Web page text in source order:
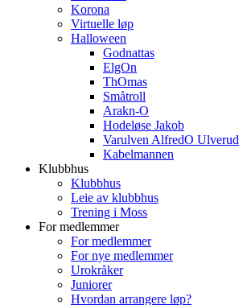
Korona
Virtuelle løp
Halloween
Godnattas
ElgOn
ThOmas
Småtroll
Arakn-O
Hodeløse Jakob
Varulven AlfredO Ulverud
Kabelmannen
Klubbhus
Klubbhus
Leie av klubbhus
Trening i Moss
For medlemmer
For medlemmer
For nye medlemmer
Urokråker
Juniorer
Hvordan arrangere løp?